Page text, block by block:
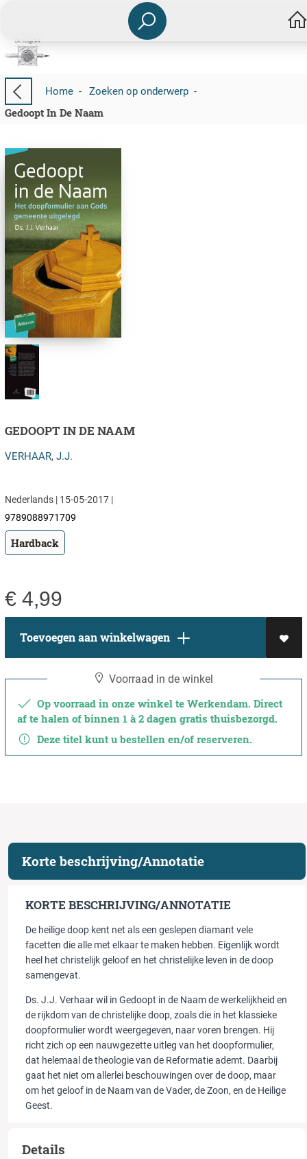
Home- Zoeken op onderwerp-
Gedoopt In De Naam
GEDOOPT IN DE NAAM
VERHAAR, J.J.
Nederlands | 15-05-2017 |
9789088971709
Hardback
€ 4,99
Toevoegen aan winkelwagen
Voorraad in de winkel
Op voorraad in onze winkel te Werkendam. Direct
af te halen of binnen 1 à 2 dagen gratis thuisbezorgd.
Deze titel kunt u bestellen en/of reserveren.
Korte beschrijving/Annotatie
KORTE BESCHRIJVING/ANNOTATIE
De heilige doop kent net als een geslepen diamant vele
facetten die alle met elkaar te maken hebben. Eigenlijk wordt
heel het christelijk geloof en het christelijke leven in de doop
samengevat.
Ds. J.J. Verhaar wil in Gedoopt in de Naam de werkelijkheid en
de rijkdom van de christelijke doop, zoals die in het klassieke
doopformulier wordt weergegeven, naar voren brengen. Hij
richt zich op een nauwgezette uitleg van het doopformulier,
dat helemaal de theologie van de Reformatie ademt. Daarbij
gaat het niet om allerlei beschouwingen over de doop, maar
om het geloof in de Naam van de Vader, de Zoon, en de Heilige
Geest.
Details